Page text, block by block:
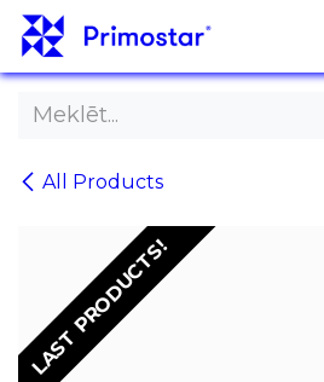
Pāriet pie satura
All Products
LAST PRODUCTS!